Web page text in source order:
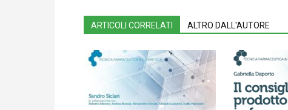
ARTICOLI CORRELATI ALTRO DALL'AUTORE